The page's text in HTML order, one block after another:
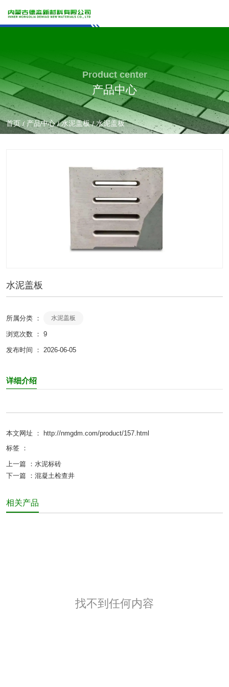
Product center
产品中心
首页 /产品中心 /水泥盖板 /水泥盖板
水泥盖板
所属分类 ： 水泥盖板
浏览次数 ： 9
发布时间 ： 2026-06-05
详细介绍
本文网址 ： http://nmgdm.com/product/157.html
标签 ：
上一篇 ： 水泥标砖
下一篇 ： 混凝土检查井
相关产品
找不到任何内容